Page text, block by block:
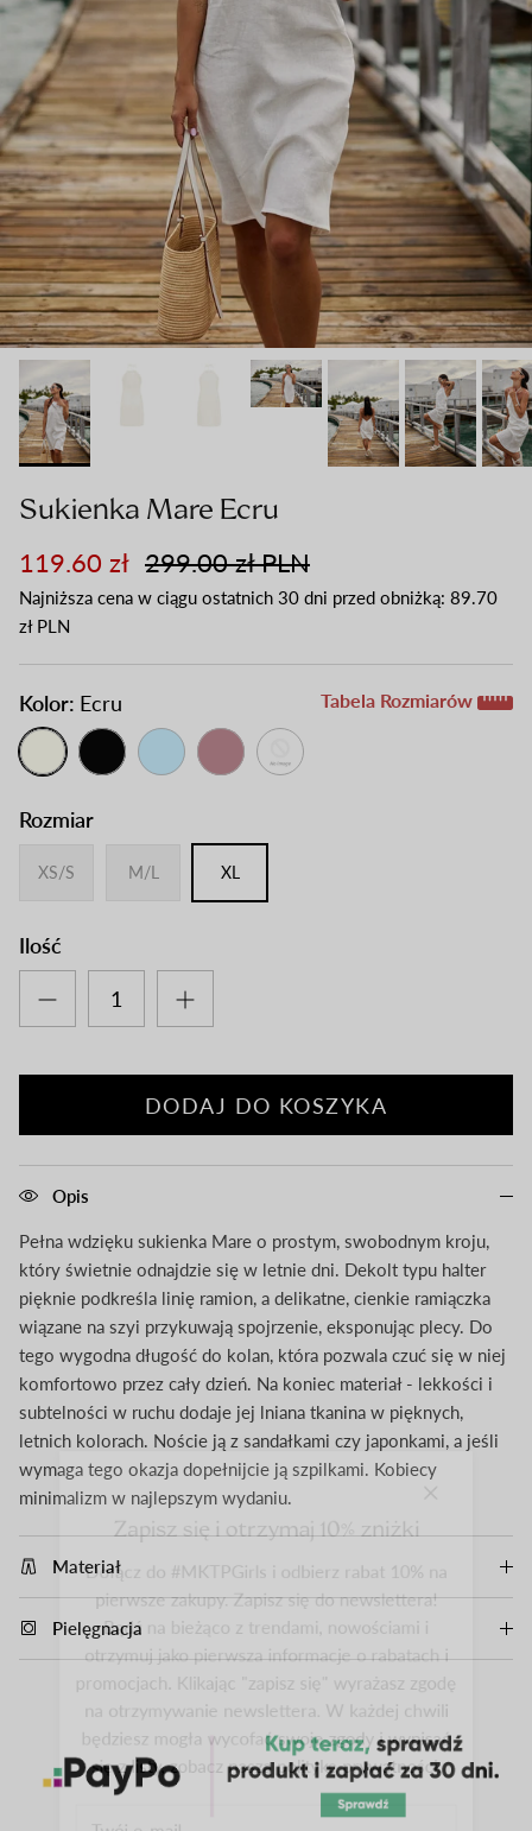
Sukienka Mare Ecru
119.60 zł 299.00 zł PLN
Najniższa cena w ciągu ostatnich 30 dni przed obniżką: 89.70
zł PLN
Tabela Rozmiarów
Kolor: Ecru
Rozmiar
XS/S M/L XL
Ilość
DODAJ DO KOSZYKA
Opis
Pełna wdzięku sukienka Mare o prostym, swobodnym kroju,
który świetnie odnajdzie się w letnie dni. Dekolt typu halter
pięknie podkreśla linię ramion, a delikatne, cienkie ramiączka
wiązane na szyi przykuwają spojrzenie, eksponując plecy. Do
tego wygodna długość do kolan, która pozwala czuć się w niej
komfortowo przez cały dzień. Na koniec materiał - lekkości i
subtelności w ruchu dodaje jej lniana tkanina w pięknych,
letnich kolorach. Noście ją z sandałkami czy japonkami, a jeśli
wymaga tego okazja dopełnijcie ją szpilkami. Kobiecy
minimalizm w najlepszym wydaniu.
Materiał
Pielęgnacja
Zapisz się i otrzymaj 10% zniżki
Dołącz do #MKTPGirls i odbierz rabat 10% na
pierwsze zakupy. Zapisz się do newslettera!
Bądź na bieżąco z trendami, nowościami i
otrzymuj jako pierwsza informacje o rabatach i
promocjach. Klikając "zapisz się" wyrażasz zgodę
na otrzymywanie newslettera. W każdej chwili
będziesz mogła wycofać swoje zgody i wypisać
się z listy, zobacz naszą politykę prywatności.